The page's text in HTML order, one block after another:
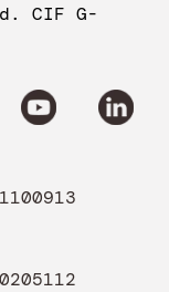
CIF G-